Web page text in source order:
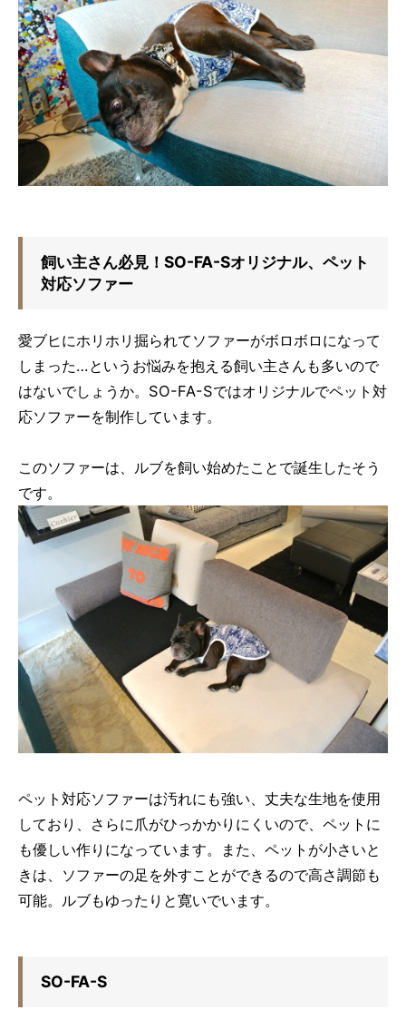
飼い主さん必見！SO-FA-Sオリジナル、ペット
対応ソファー
愛ブヒにホリホリ掘られてソファーがボロボロになって
しまった…というお悩みを抱える飼い主さんも多いので
はないでしょうか。SO-FA-Sではオリジナルでペット対
応ソファーを制作しています。
このソファーは、ルブを飼い始めたことで誕生したそう
です。
ペット対応ソファーは汚れにも強い、丈夫な生地を使用
しており、さらに爪がひっかかりにくいので、ペットに
も優しい作りになっています。また、ペットが小さいと
きは、ソファーの足を外すことができるので高さ調節も
可能。ルブもゆったりと寛いでいます。
SO-FA-S